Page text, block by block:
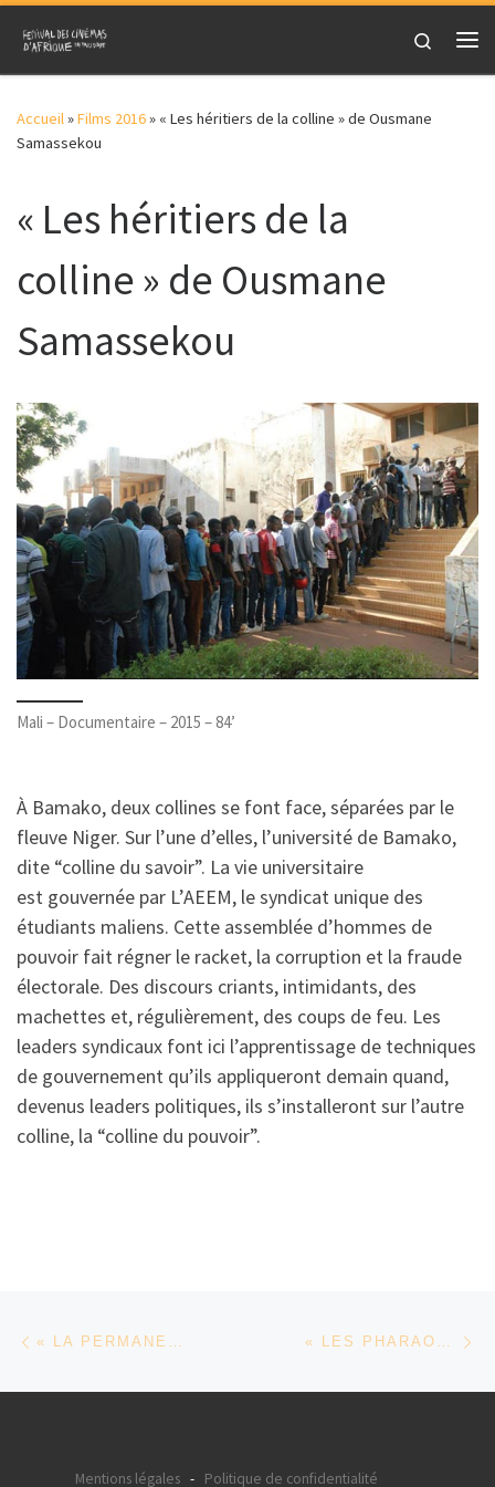
Skip to content
Search
Accueil»Films 2016» « Les héritiers de la colline » de Ousmane
Samassekou
« Les héritiers de la
colline » de Ousmane
Samassekou
Mali – Documentaire – 2015 – 84’
À Bamako, deux collines se font face, séparées par le
fleuve Niger. Sur l’une d’elles, l’université de Bamako,
dite “colline du savoir”. La vie universitaire
est gouvernée par L’AEEM, le syndicat unique des
étudiants maliens. Cette assemblée d’hommes de
pouvoir fait régner le racket, la corruption et la fraude
électorale. Des discours criants, intimidants, des
machettes et, régulièrement, des coups de feu. Les
leaders syndicaux font ici l’apprentissage de techniques
de gouvernement qu’ils appliqueront demain quand,
devenus leaders politiques, ils s’installeront sur l’autre
colline, la “colline du pouvoir”.
Parcourir les articles
« LA PERMANENCE » D’ALICE DIOP « LES PHARAONS DE L’ÉGYPTE MODERNE » DE JIHAN EL TAHRI
Mentions légales- Politique de confidentialité